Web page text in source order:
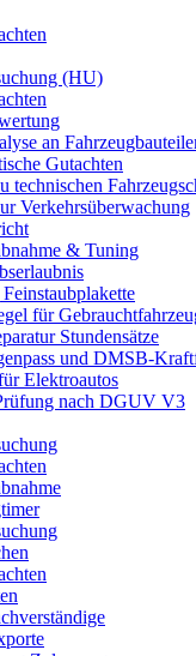
(HU)
an
Gutachten
technischen
Verkehrsüberwachung
& Tuning
für
Stundensätze
und DMSB-
Elektroautos
nach DGUV V3